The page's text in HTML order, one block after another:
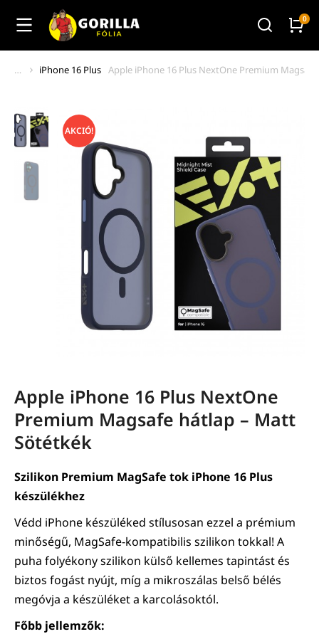
You are here:
iPhone 16 Plus Apple iPhone 16 Plus NextOne Premium
AKCIÓ!
Apple iPhone 16 Plus NextOne
Premium Magsafe hátlap – Matt
Sötétkék
Szilikon Premium MagSafe tok iPhone 16 Plus
készülékhez
Védd iPhone készüléked stílusosan ezzel a prémium
minőségű, MagSafe-kompatibilis szilikon tokkal! A
puha folyékony szilikon külső kellemes tapintást és
biztos fogást nyújt, míg a mikroszálas belső bélés
megóvja a készüléket a karcolásoktól.
Főbb jellemzők: